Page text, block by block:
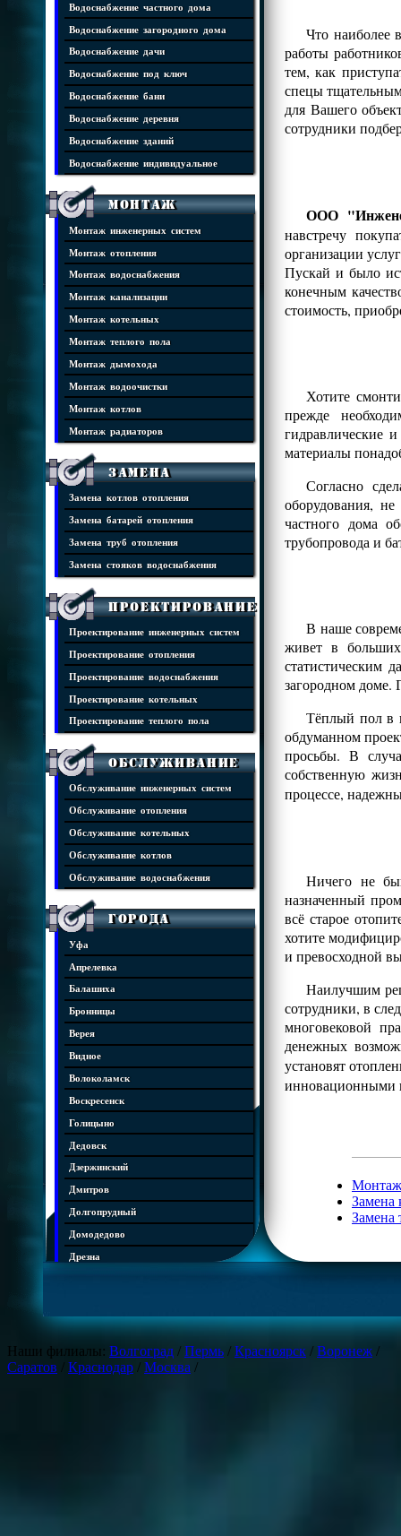
Водоснабжение частного дома
Водоснабжение загородного дома
Водоснабжение дачи
Водоснабжение под ключ
Водоснабжение бани
Водоснабжение деревня
Водоснабжение зданий
Водоснабжение индивидуальное
Монтаж
Монтаж инженерных систем
Монтаж отопления
Монтаж водоснабжения
Монтаж канализации
Монтаж котельных
Монтаж теплого пола
Монтаж дымохода
Монтаж водоочистки
Монтаж котлов
Монтаж радиаторов
Замена
Замена котлов отопления
Замена батарей отопления
Замена труб отопления
Замена стояков водоснабжения
Проектирование
Проектирование инженерных систем
Проектирование отопления
Проектирование водоснабжения
Проектирование котельных
Проектирование теплого пола
Обслуживание
Обслуживание инженерных систем
Обслуживание отопления
Обслуживание котельных
Обслуживание котлов
Обслуживание водоснабжения
Города
Уфа
Апрелевка
Балашиха
Бронницы
Верея
Видное
Волоколамск
Воскресенск
Голицыно
Дедовск
Дзержинский
Дмитров
Долгопрудный
Домодедово
Дрезна
Железнодорожный
Жуковский
Зарайск
Что наиболее
работы
тем, как
спецы
для Вашего
сотрудники
ООО
навстречу
организации
Пускай и было
конечным
стоимость,
Хотите
прежде
гидравлические
материалы
Согласно
оборудования,
частного дома
трубопровода и
В наше
живет в
статистическим
загородном доме.
Тёплый пол в
обдуманном
просьбы. В
собственную
процессе,
Ничего не
назначенный
всё старое
хотите
и превосходной
Наилучшим
сотрудники, в
многовековой
денежных
установят
Монтаж
Замена
Замена
Наши филиалы: Волгоград / Пермь / Красноярск / Воронеж /
Саратов
Краснодар / Москва /